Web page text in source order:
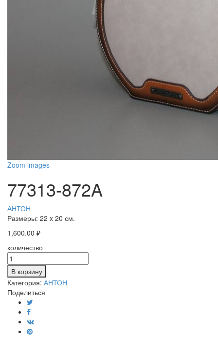
Zoom images
77313-872A
АНТОН
Размеры: 22 x 20 см.
1,600.00 ₽
количество
В корзину
Категория: АНТОН
Поделиться